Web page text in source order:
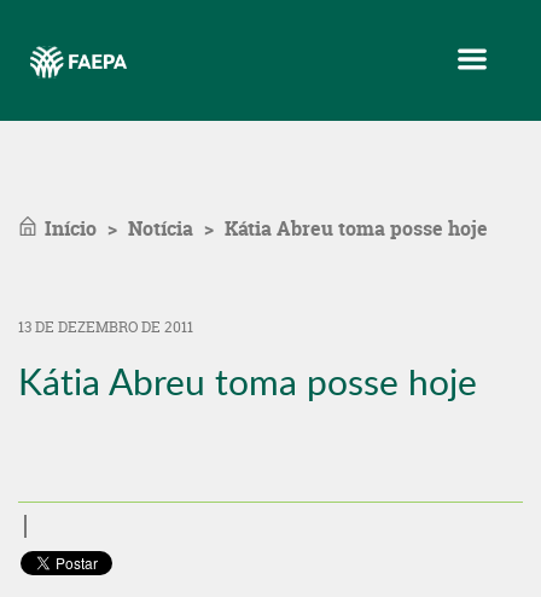
Início Notícia Kátia Abreu toma posse hoje
13 DE DEZEMBRO DE 2011
Kátia Abreu toma posse hoje